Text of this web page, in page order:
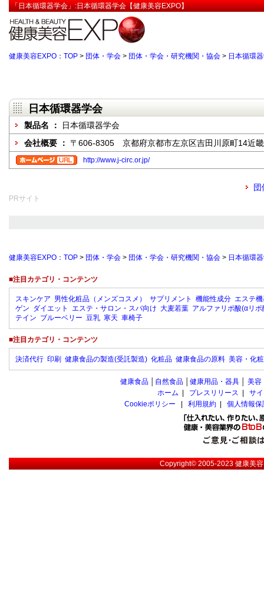
「日本循環器学会」:日本循環器学会【健康美容EXPO】
健康美容EXPO：TOP > 団体・学会 > 団体・学会・研究機関・協会 > 日本循環
日本循環器学会
製品名 ：
日本循環器学会
会社概要 ： 〒606-8305 京都府京都市左京区吉田川原町14近
http://www.j-circ.or.jp/
団
PRサイト
健康美容EXPO：TOP > 団体・学会 > 団体・学会・研究機関・協会 > 日本循環
■注目カテゴリ・コンテンツ
スキンケア 男性化粧品（メンズコスメ） サプリメント 機能性成分 エステ
ゲン ダイエット エステ・サロン・スパ向け 大麦若葉 アルファリポ酸(αリポ
テイン ブルーベリー 豆乳 寒天 車椅子
■注目カテゴリ・コンテンツ
決済代行 印刷 健康食品の製造(受託製造) 化粧品 健康食品の原料 美容・化
健康食品 自然食品 健康用品・器具 美容
ホーム
プレスリリース
サ
Cookieポリシー
利用規約 個人情報
Copyright© 2005-2023健康美